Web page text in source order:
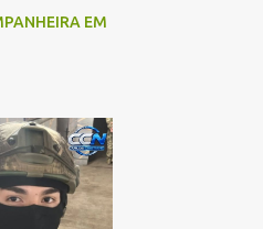
EM
Lucena, iria fazer 37 anos no
relataram que, após a suposta
o condutor da motocicleta teria
a contramão e colidido
com um carro. As